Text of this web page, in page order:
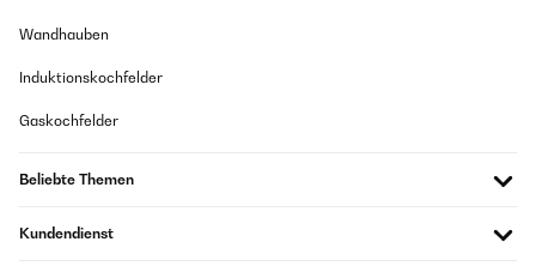
Wandhauben
Induktionskochfelder
Gaskochfelder
Beliebte Themen
Kundendienst